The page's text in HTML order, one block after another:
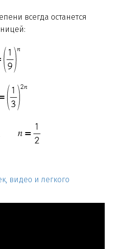
всегда останется
видео и легкого